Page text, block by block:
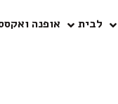
לבית אופנה